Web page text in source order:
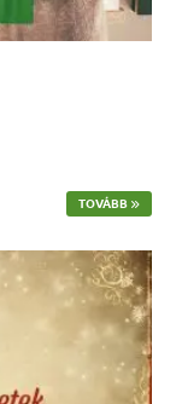
TOVÁBB